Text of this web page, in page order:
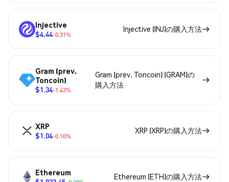
Injective
$4.44-0.31%
Injective (INJ)の購入方法
Gram (prev.
Toncoin)
$1.34-1.43%
Gram (prev. Toncoin) (GRAM)の
購入方法
XRP
$1.04-0.10%
XRP (XRP)の購入方法
Ethereum
Ethereum (ETH)の購入方法